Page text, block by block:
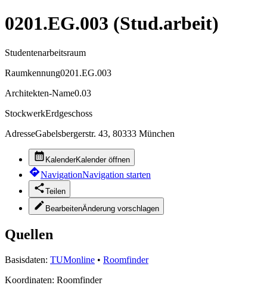
0201.EG.003 (Stud.arbeit)
Studentenarbeitsraum
Raumkennung0201.EG.003
Architekten-Name0.03
StockwerkErdgeschoss
AdresseGabelsbergerstr. 43, 80333 München
KalenderKalender öffnen
NavigationNavigation starten
Teilen
BearbeitenÄnderung vorschlagen
Quellen
Basisdaten: TUMonline • Roomfinder
Koordinaten: Roomfinder